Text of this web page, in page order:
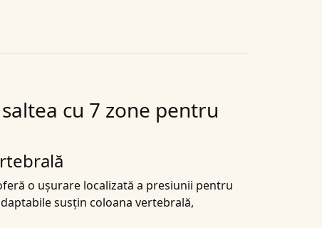
cu 7 zone pentru
o ușurare localizată a presiunii pentru
susțin coloana vertebrală,